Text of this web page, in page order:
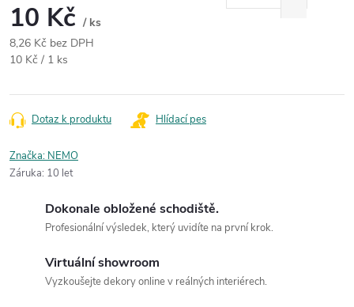
10 Kč / ks
8,26 Kč bez DPH
Měrná cena:
10 Kč / 1 ks
Dotaz k produktu Hlídací pes
Značka: NEMO
Záruka: 10 let
Dokonale obložené schodiště.
Profesionální výsledek, který uvidíte na první krok.
Virtuální showroom
Vyzkoušejte dekory online v reálných interiérech.